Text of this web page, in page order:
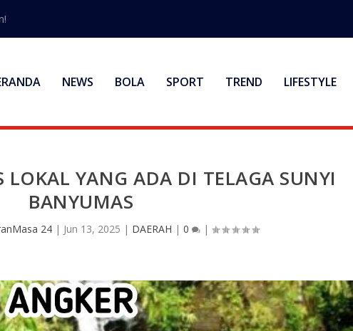
NEWS BOLA SPORT TREND LIFESTYLE
YANG ADA DI TELAGA SUNYI
BANYUMAS
24| Jun 13, 2025 | DAERAH | 0 |